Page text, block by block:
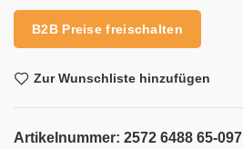
B2B Preise freischalten
Zur Wunschliste hinzufügen
Artikelnummer: 2572 6488 65-097